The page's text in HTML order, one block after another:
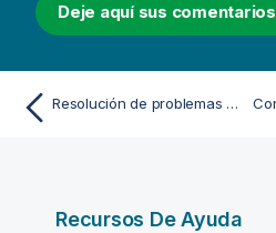
Deje aquí sus comentarios
Resolución de problemas Data Movement gateway
Recursos De Ayuda